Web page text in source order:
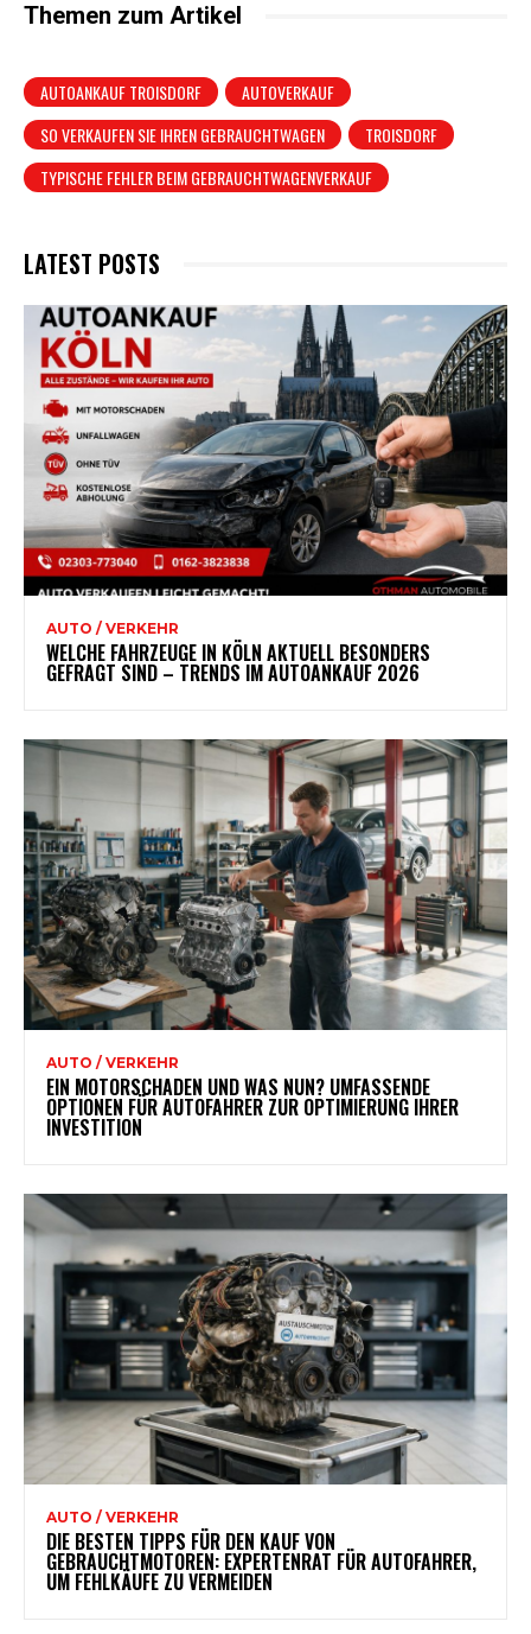
Themen zum Artikel
AUTOANKAUF TROISDORF
AUTOVERKAUF
SO VERKAUFEN SIE IHREN GEBRAUCHTWAGEN
TROISDORF
TYPISCHE FEHLER BEIM GEBRAUCHTWAGENVERKAUF
LATEST POSTS
AUTO / VERKEHR
WELCHE FAHRZEUGE IN KÖLN AKTUELL BESONDERS
GEFRAGT SIND – TRENDS IM AUTOANKAUF 2026
AUTO / VERKEHR
EIN MOTORSCHADEN UND WAS NUN? UMFASSENDE
OPTIONEN FÜR AUTOFAHRER ZUR OPTIMIERUNG IHRER
INVESTITION
AUTO / VERKEHR
DIE BESTEN TIPPS FÜR DEN KAUF VON
GEBRAUCHTMOTOREN: EXPERTENRAT FÜR AUTOFAHRER,
UM FEHLKÄUFE ZU VERMEIDEN